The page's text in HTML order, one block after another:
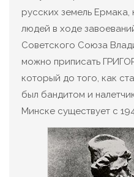
русских земель
людей в ходе
Советского Союза
можно приписать
который до того, как
был бандитом и
Минске существует с